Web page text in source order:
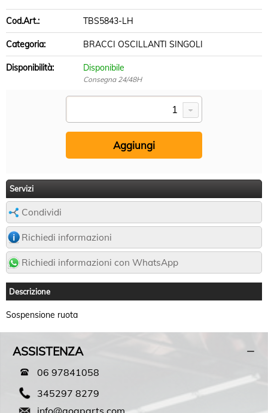
Cod.Art.: TBS5843-LH
Categoria: BRACCI OSCILLANTI SINGOLI
Disponibilità: Disponibile
Consegna 24/48H
Servizi
Condividi
Richiedi informazioni
Richiedi informazioni con WhatsApp
Descrizione
Sospensione ruota
ASSISTENZA
06 97841058
345297 8279
info@aoqparts.com